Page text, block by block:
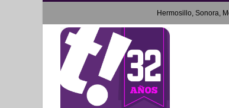
Hermosillo, Sonora,